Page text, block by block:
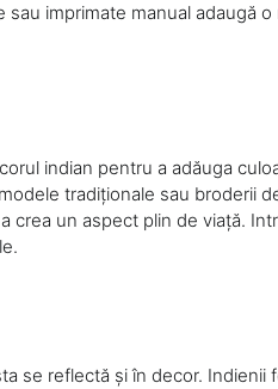
imprimate manual adaugă o
indian pentru a adăuga
tradiționale sau broderii
crea un aspect plin de viață.
se reflectă și în decor. Indienii